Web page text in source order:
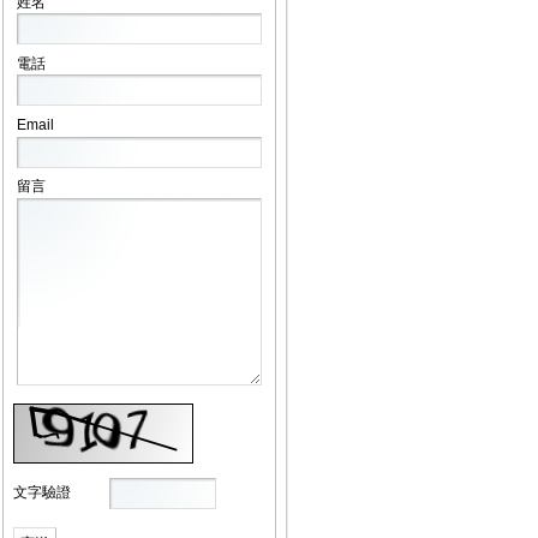
電話
Email
留言
文字驗證